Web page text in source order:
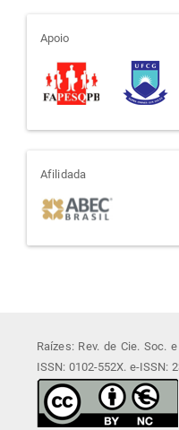
apoio
Apoio
afiliada
Afilidada
Raízes: Rev. de Cie. Soc.
ISSN: 0102-552X. e-ISSN: